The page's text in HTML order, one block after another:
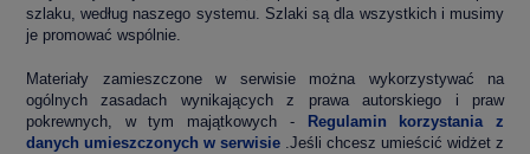
szlaku, według naszego systemu. Szlaki są dla wszystkich i musimy
je promować wspólnie.
Materiały zamieszczone w serwisie można wykorzystywać na
ogólnych zasadach wynikających z prawa autorskiego i praw
pokrewnych, w tym majątkowych -
Regulamin korzystania z
danych umieszczonych w serwisie .Jeśli chcesz umieścić widżet z